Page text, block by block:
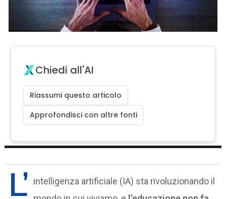
Chiedi all'AI
Riassumi questo articolo
Approfondisci con altre fonti
L’ intelligenza artificiale (IA) sta rivoluzionando il